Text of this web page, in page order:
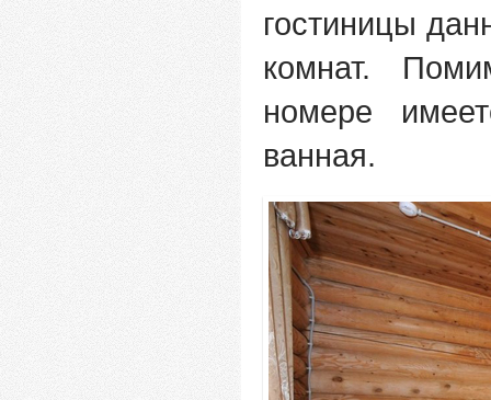
гостиницы
комнат.
номере
ванная.